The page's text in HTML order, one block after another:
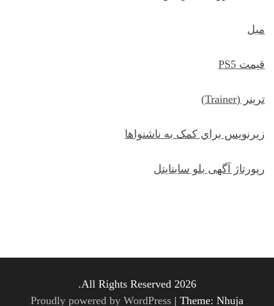
مبل
قیمت PS5
ترينر (Trainer)
زيرنويس براي کمک به ناشنواها
رپورتاژ آگهی بلو سابتایتل
All Rights Reserved 2026.
Proudly powered by WordPress | Theme: Nhuja